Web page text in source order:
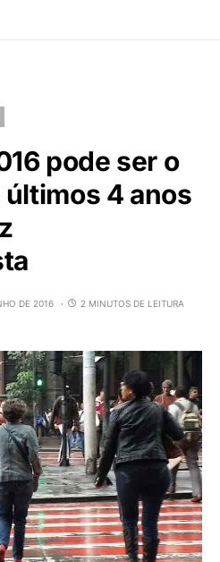
pode ser o
4 anos
DE 2016 2 MINUTOS DE LEITURA